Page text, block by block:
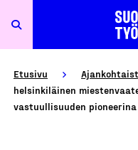
Etusivu
helsinkiläinen
vastuullisuuden pioneerina